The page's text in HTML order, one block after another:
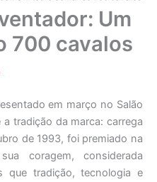
Um
700 cavalos
em março no Salão
tradição da marca: carrega
de 1993, foi premiado na
coragem, considerada
que tradição, tecnologia e